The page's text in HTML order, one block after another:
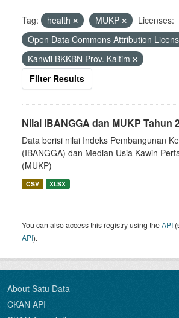
Tag: health MUKP
Licenses:
Open Data Commons Attribution
Kanwil BKKBN Prov. Kaltim
Filter Results
Nilai IBANGGA dan MUKP Tahun
Data berisi nilai Indeks Pembangunan
(IBANGGA) dan Median Usia Kawin
(MUKP)
CSV XLSX
You can also access this registry using theAPI
API).
About Satu Data
CKAN API